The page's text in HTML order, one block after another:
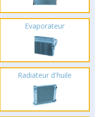
Evaporateur
Radiateur d'huile